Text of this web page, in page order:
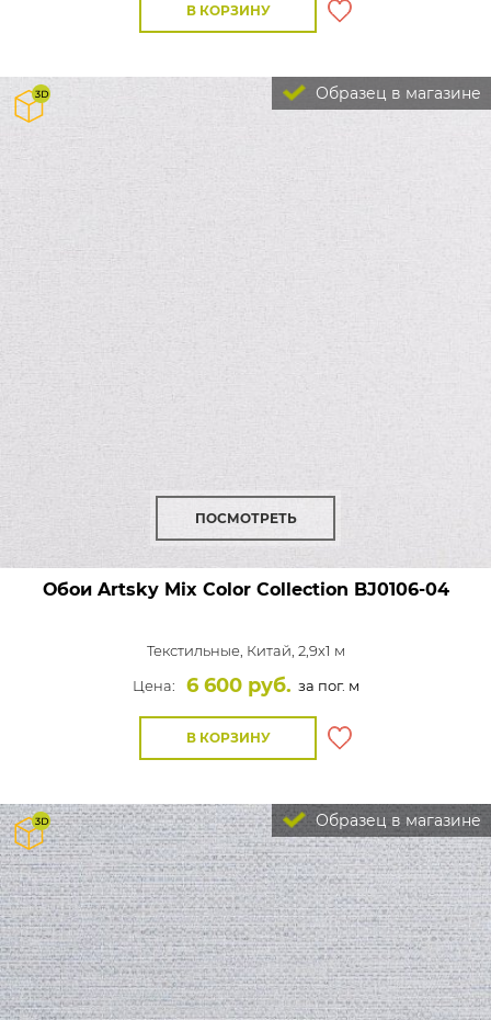
В КОРЗИНУ
Образец в магазине
ПОСМОТРЕТЬ
Обои Artsky Mix Color Collection BJ0106-04
Текстильные, Китай, 2,9x1 м
Цена:
6 600 руб. за пог. м
В КОРЗИНУ
Образец в магазине